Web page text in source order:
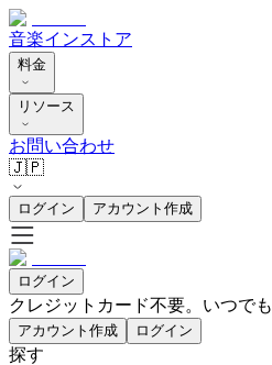
音楽インストア
料金
リソース
お問い合わせ
🇯🇵
ログイン アカウント作成
ログイン
クレジットカード不要。いつでも
アカウント作成 ログイン
探す